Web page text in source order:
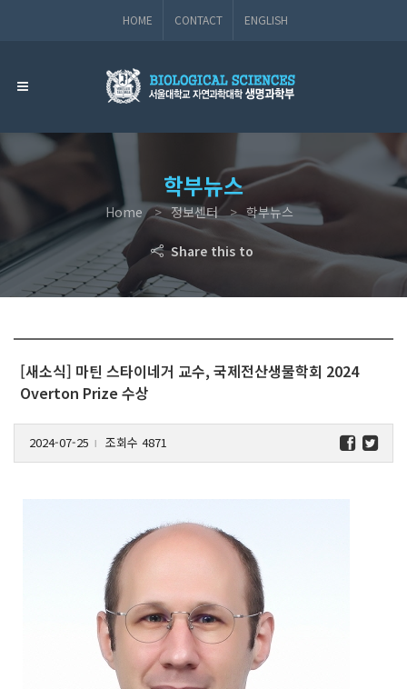
HOME CONTACT ENGLISH
학부뉴스
Home 정보센터 학부뉴스
Share this to
[새소식] 마틴 스타이네거 교수, 국제전산생물학회 2024
Overton Prize 수상
2024-07-25 l 조회수 4871